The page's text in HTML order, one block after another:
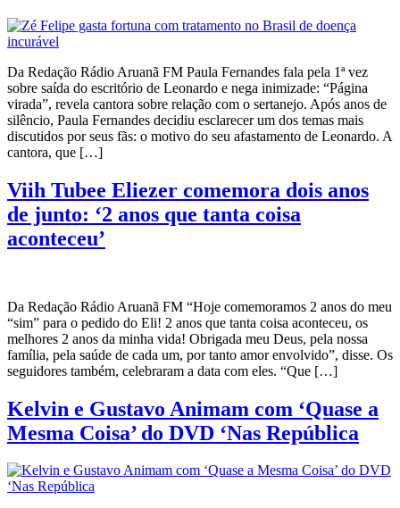
Da Redação Rádio Aruanã FM Paula Fernandes fala pela 1ª vez
sobre saída do escritório de Leonardo e nega inimizade: “Página
virada”, revela cantora sobre relação com o sertanejo. Após anos de
silêncio, Paula Fernandes decidiu esclarecer um dos temas mais
discutidos por seus fãs: o motivo do seu afastamento de Leonardo. A
cantora, que […]
Viih Tubee Eliezer comemora dois anos
de junto: ‘2 anos que tanta coisa
aconteceu’
Da Redação Rádio Aruanã FM “Hoje comemoramos 2 anos do meu
“sim” para o pedido do Eli! 2 anos que tanta coisa aconteceu, os
melhores 2 anos da minha vida! Obrigada meu Deus, pela nossa
família, pela saúde de cada um, por tanto amor envolvido”, disse. Os
seguidores também, celebraram a data com eles. “Que […]
Kelvin e Gustavo Animam com ‘Quase a
Mesma Coisa’ do DVD ‘Nas República